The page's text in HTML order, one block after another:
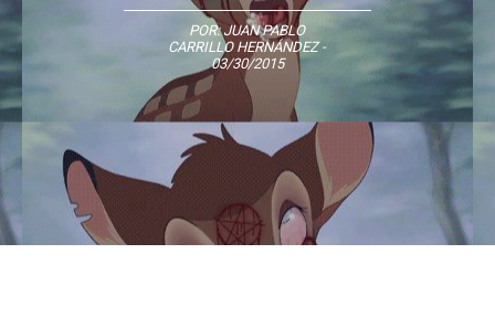
POR:JUAN PABLO
CARRILLO HERNÁNDEZ-
03/30/2015